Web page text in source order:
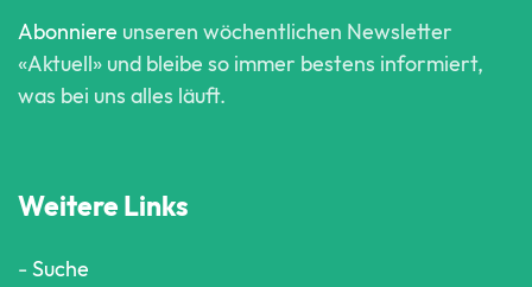
Abonniere unseren wöchentlichen Newsletter
«Aktuell» und bleibe so immer bestens informiert,
was bei uns alles läuft.
Weitere Links
- Suche